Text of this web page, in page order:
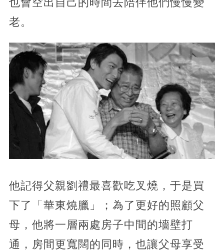
老。
他記得父親劉禮最喜歡吃叉燒，于是買
下了「華東燒臘」；為了更好的照顧父
母，他將一層兩處房子中間的墻壁打
通，房間更寬闊的同時，也讓父母享受